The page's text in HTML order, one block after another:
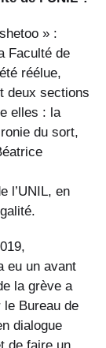
» :
Faculté de
réélue,
deux sections
elles : la
du sort,
l’UNIL, en
eu un avant
la grève a
Bureau de
dialogue